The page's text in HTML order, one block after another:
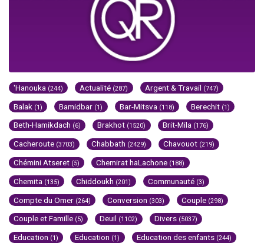
'Hanouka (244) Actualité (287) Argent & Travail (747)
Balak (1) Bamidbar (1) Bar-Mitsva (118) Berechit (1)
Beth-Hamikdach (6) Brakhot (1520) Brit-Mila (176)
Cacheroute (3703) Chabbath (2429) Chavouot (219)
Chémini Atseret (5) Chemirat haLachone (188)
Chemita (135) Chiddoukh (201) Communauté (3)
Compte du Omer (264) Conversion (303) Couple (298)
Couple et Famille (5) Deuil (1102) Divers (5037)
Education (1) Education (1) Education des enfants (244)